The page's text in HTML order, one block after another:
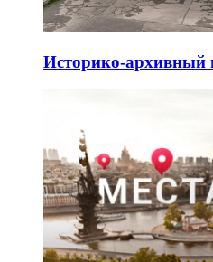
Историко-архивный